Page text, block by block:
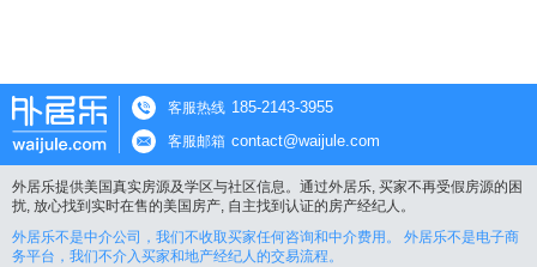
客服热线 185-2143-3955
客服邮箱 contact@waijule.com
外居乐提供美国真实房源及学区与社区信息。通过外居乐, 买家不再受假房源的困
扰, 放心找到实时在售的美国房产, 自主找到认证的房产经纪人。
外居乐不是中介公司，我们不收取买家任何咨询和中介费用。 外居乐不是电子商
务平台，我们不介入买家和地产经纪人的交易流程。